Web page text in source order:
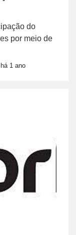
do
por meio de
1 ano